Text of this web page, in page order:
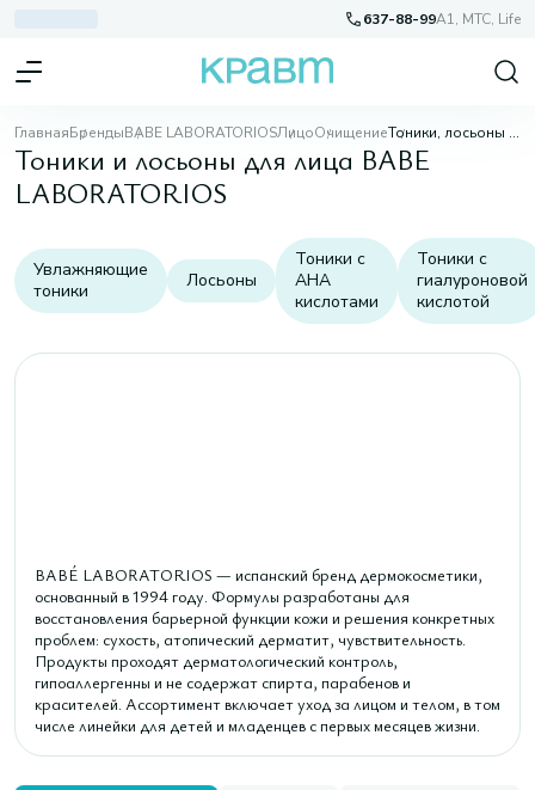
637-88-99A1, МТС, Life
ГлавнаяБрендыBABE LABORATORIOSЛицоОчищение Тоники, лосьоны для лица
Тоники и лосьоны для лица BABE
LABORATORIOS
Увлажняющие
тоники
Лосьоны
Тоники с
AHA
кислотами
Тоники с
гиалуроновой
кислотой
BABÉ LABORATORIOS — испанский бренд дермокосметики,
основанный в 1994 году. Формулы разработаны для
восстановления барьерной функции кожи и решения конкретных
проблем: сухость, атопический дерматит, чувствительность.
Продукты проходят дерматологический контроль,
гипоаллергенны и не содержат спирта, парабенов и
красителей. Ассортимент включает уход за лицом и телом, в том
числе линейки для детей и младенцев с первых месяцев жизни.